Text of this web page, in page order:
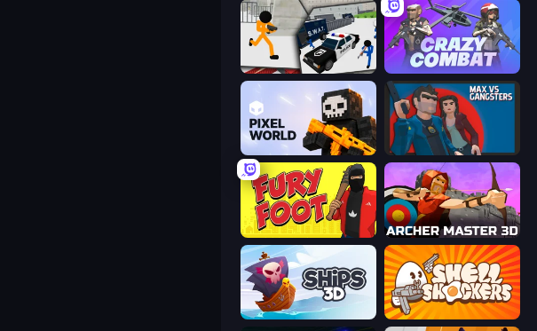
Stickman Prison: Counter Assault Crazy Combat
Pixel World Max vs Gangsters
Fury Foot Archer Master 3D: Castle Defense
Ships 3D Shell Shockers